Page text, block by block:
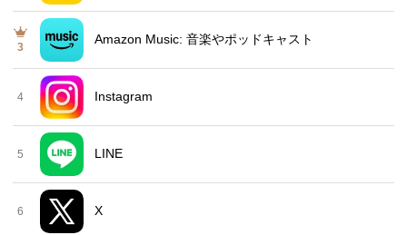
3
Amazon Music: 音楽やポッドキャスト
4 Instagram
5 LINE
6 X